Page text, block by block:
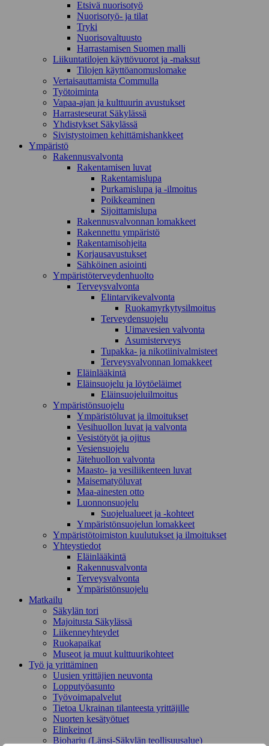
Etsivä nuorisotyö
Nuorisotyö- ja tilat
Tryki
Nuorisovaltuusto
Harrastamisen Suomen malli
Liikuntatilojen käyttövuorot ja -maksut
Tilojen käyttöanomuslomake
Vertaisauttamista Commulla
Työtoiminta
Vapaa-ajan ja kulttuurin avustukset
Harrasteseurat Säkylässä
Yhdistykset Säkylässä
Sivistystoimen kehittämishankkeet
Ympä­ristö
Rakennusvalvonta
Rakentamisen luvat
Rakentamislupa
Purkamislupa ja -ilmoitus
Poikkeaminen
Sijoittamislupa
Rakennusvalvonnan lomakkeet
Rakennettu ympäristö
Rakentamisohjeita
Korjausavustukset
Sähköinen asiointi
Ympäristöterveydenhuolto
Terveysvalvonta
Elintarvikevalvonta
Ruokamyrkytysilmoitus
Terveydensuojelu
Uimavesien valvonta
Asumisterveys
Tupakka- ja nikotiinivalmisteet
Terveysvalvonnan lomakkeet
Eläinlääkintä
Eläinsuojelu ja löytöeläimet
Eläinsuojeluilmoitus
Ympäristönsuojelu
Ympäristöluvat ja ilmoitukset
Vesihuollon luvat ja valvonta
Vesistötyöt ja ojitus
Vesiensuojelu
Jätehuollon valvonta
Maasto- ja vesiliikenteen luvat
Maisematyöluvat
Maa-ainesten otto
Luonnonsuojelu
Suojelualueet ja -kohteet
Ympäristönsuojelun lomakkeet
Ympäristötoimiston kuulutukset ja ilmoitukset
Yhteystiedot
Eläinlääkintä
Rakennusvalvonta
Terveysvalvonta
Ympäristönsuojelu
Mat­kailu
Säkylän tori
Majoitusta Säkylässä
Liikenneyhteydet
Ruokapaikat
Museot ja muut kulttuurikohteet
Työ ja yrittä­minen
Uusien yrittäjien neuvonta
Lopputyöasunto
Työvoimapalvelut
Tietoa Ukrainan tilanteesta yrittäjille
Nuorten kesätyötuet
Elinkeinot
Bioharju (Länsi-Säkylän teollisuusalue)